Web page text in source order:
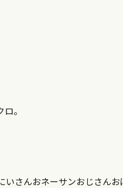
。
さんおネーサンおじさん